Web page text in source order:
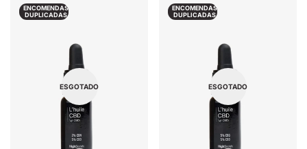
ENCOMENDAS
DUPLICADAS
ESGOTADO
ENCOMENDAS
DUPLICADAS
ESGOTADO